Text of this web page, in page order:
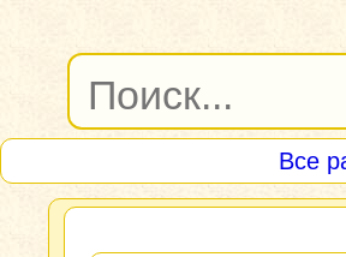
Все